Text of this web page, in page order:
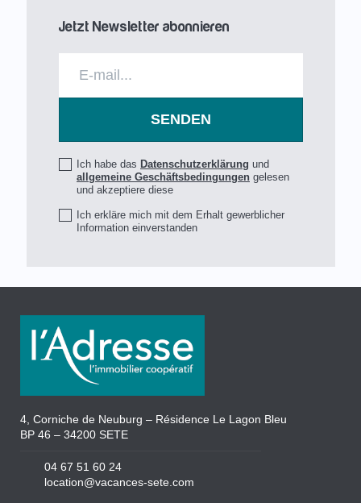
Jetzt Newsletter abonnieren
Ich habe das Datenschutzerklärung und
allgemeine Geschäftsbedingungen gelesen
und akzeptiere diese
Ich erkläre mich mit dem Erhalt gewerblicher
Information einverstanden
4, Corniche de Neuburg – Résidence Le Lagon Bleu
BP 46 – 34200 SETE
04 67 51 60 24
location@vacances-sete.com